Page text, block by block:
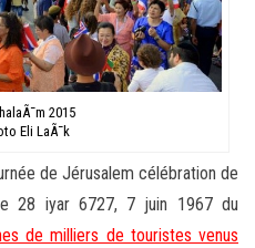
2015
Eli LaÃ¯k
de Jérusalem célébration de
28 iyar 6727, 7 juin 1967 du
de milliers de touristes venus